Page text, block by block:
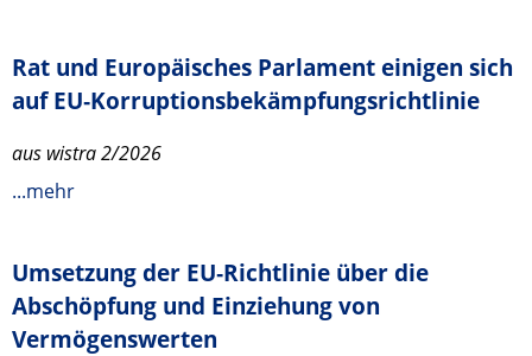
Rat und Europäisches Parlament einigen sich
auf EU‑Korruptionsbekämpfungsrichtlinie
aus wistra 2/2026
...mehr
Umsetzung der EU‑Richtlinie über die
Abschöpfung und Einziehung von
Vermögenswerten